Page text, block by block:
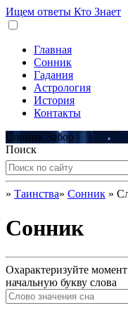
Ищем ответы Кто Знает
Главная
Сонник
Гадания
Астрология
История
Контакты
Сонник Забор
Поиск
» Таинства» Сонник »
Сонник
Охарактеризуйте
начальную букву слова